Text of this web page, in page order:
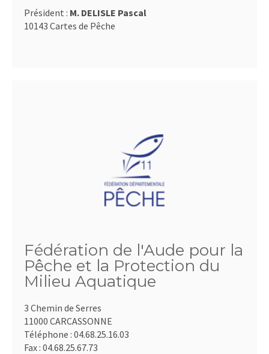
Président : M. DELISLE Pascal
10143 Cartes de Pêche
Fédération de l'Aude pour la
Pêche et la Protection du
Milieu Aquatique
3 Chemin de Serres
11000 CARCASSONNE
Téléphone : 04.68.25.16.03
Fax : 04.68.25.67.73